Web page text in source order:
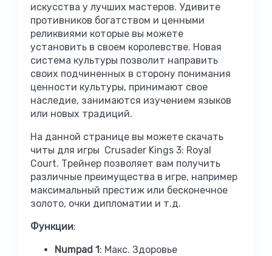
искусства у лучших мастеров. Удивите
противников богатством и ценными
реликвиями которые вы можете
установить в своем королевстве. Новая
система культуры позволит направить
своих подчиненных в сторону понимания
ценности культуры, принимают свое
наследие, занимаются изучением языков
или новых традиций.
На данной странице вы можете скачать
читы для игры Crusader Kings 3: Royal
Court. Трейнер позволяет вам получить
различные преимущества в игре, например
максимальный престиж или бесконечное
золото, очки дипломатии и т.д.
Функции:
Numpad 1: Макс. Здоровье